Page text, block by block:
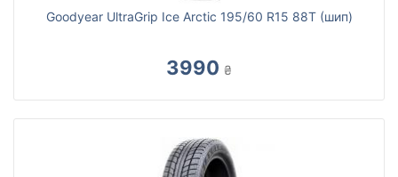
Goodyear UltraGrip Ice Arctic 195/60 R15 88T (шип)
3990 ₴